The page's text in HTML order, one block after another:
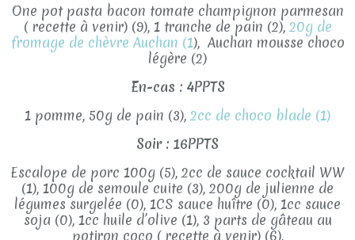
One pot pasta bacon tomate champignon parmesan
( recette à venir) (9), 1 tranche de pain (2), 20g de
fromage de chèvre Auchan (1), Auchan mousse choco
légère (2)
En-cas : 4PPTS
1 pomme, 50g de pain (3), 2cc de choco blade (1)
Soir : 16PPTS
Escalope de porc 100g (5), 2cc de sauce cocktail WW
(1), 100g de semoule cuite (3), 200g de julienne de
légumes surgelée (0), 1CS sauce huître (0), 1cc sauce
soja (0), 1cc huile d’olive (1), 3 parts de gâteau au
potiron coco ( recette à venir) (6),